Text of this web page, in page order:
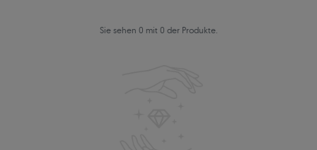
Sie sehen 0 mit 0 der Produkte.